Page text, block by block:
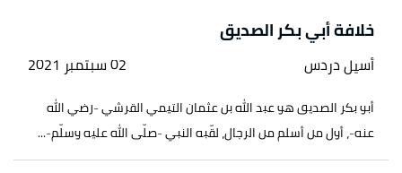
خلافة أبي بكر الصديق
أسيل دردس 02 سبتمبر 2021
أبو بكر الصديق هو عبد الله بن عثمان التيمي القرشي -رضي الله
عنه-، أول من أسلم من الرجال، لقّبه النبي -صلّى الله عليه وسلّم-...